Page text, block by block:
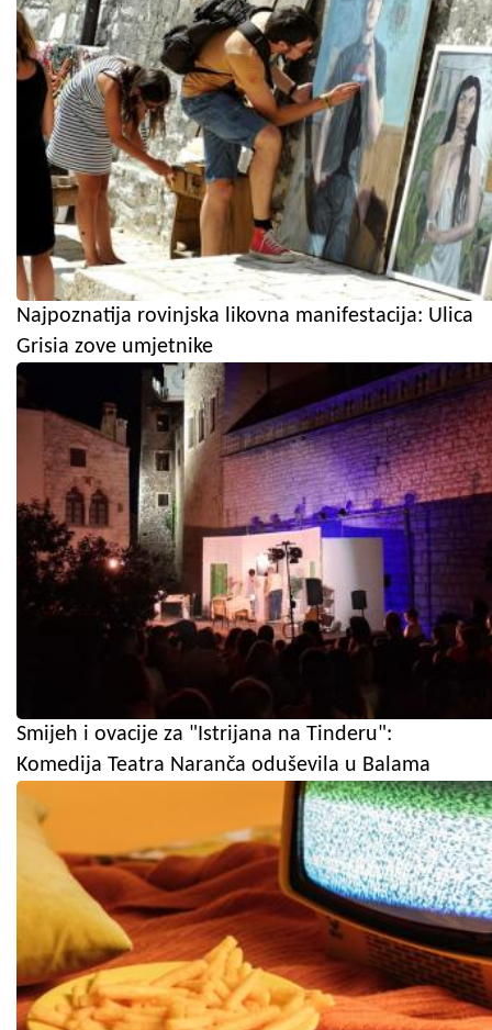
Najpoznatija rovinjska likovna manifestacija: Ulica
Grisia zove umjetnike
Smijeh i ovacije za "Istrijana na Tinderu":
Komedija Teatra Naranča oduševila u Balama